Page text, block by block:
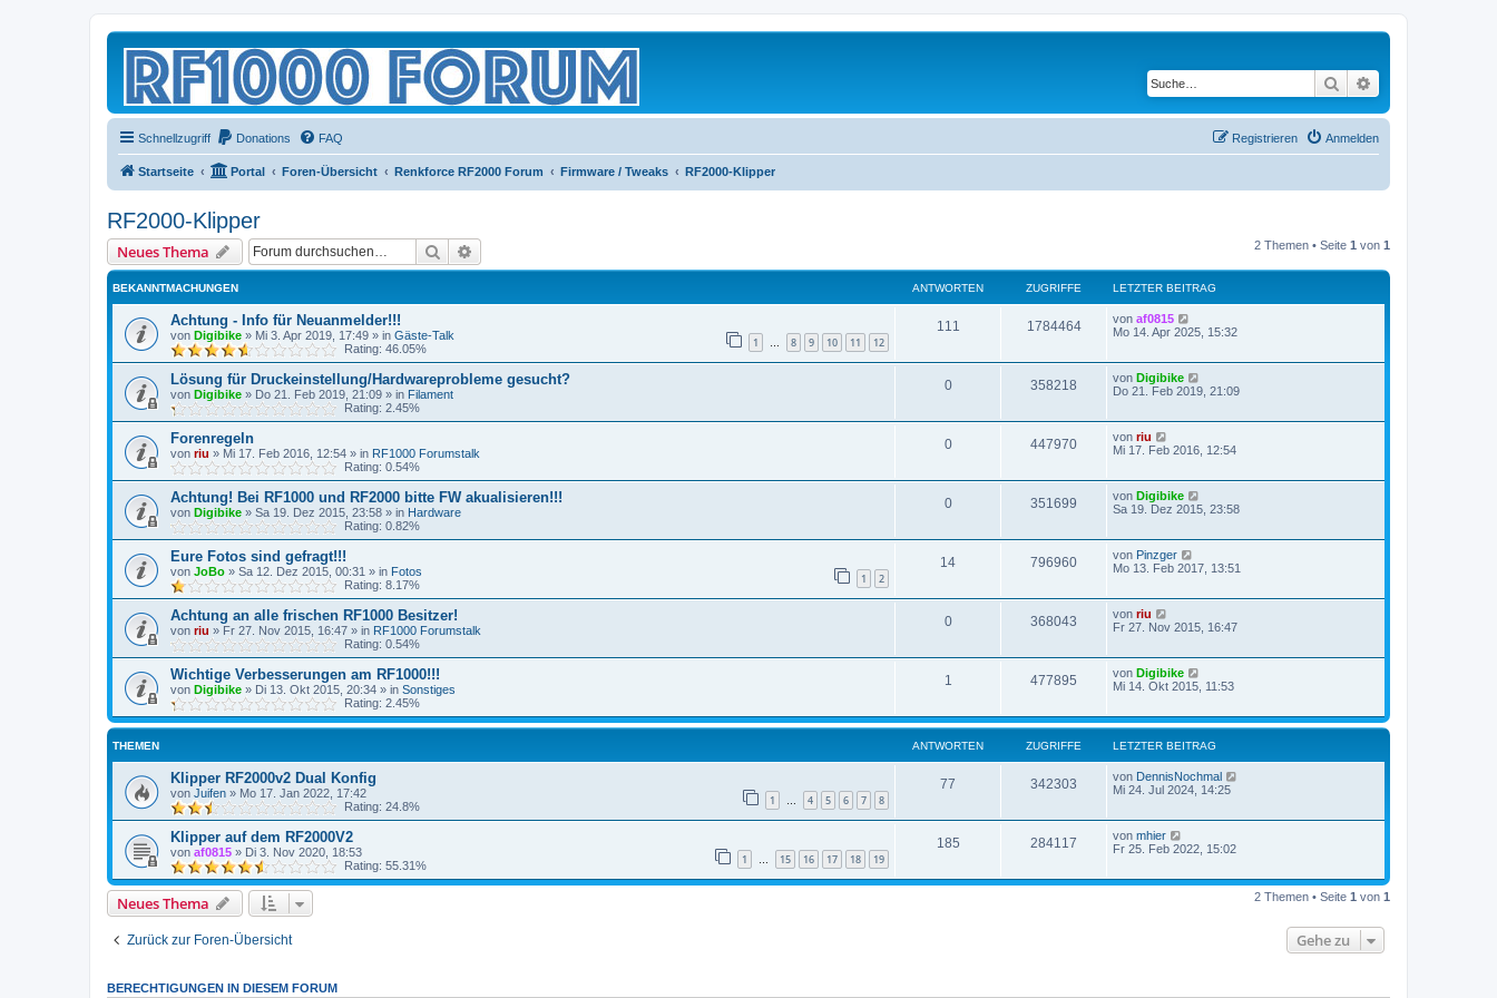
Suche
Schnellzugriff Donations FAQ Anmelden
Registrieren
Startseite Portal Foren-Übersicht Renkforce RF2000 Forum Firmware / Tweaks RF2000-Klipper
RF2000-Klipper
Neues Thema Suche 2 Themen • Seite 1 von 1
BEKANNTMACHUNGEN ANTWORTEN ZUGRIFFE LETZTER BEITRAG
Achtung - Info für Neuanmelder!!!
von Digibike » Mi 3. Apr 2019, 17:49 » in Gäste-Talk 1 … 8 9 10 11 12
Rating: 46.05%
111 1784464 von af0815
Mo 14. Apr 2025, 15:32
Lösung für Druckeinstellung/Hardwareprobleme gesucht?
von Digibike » Do 21. Feb 2019, 21:09 » in Filament
Rating: 2.45%
0 358218 von Digibike
Do 21. Feb 2019, 21:09
Forenregeln
von riu » Mi 17. Feb 2016, 12:54 » in RF1000 Forumstalk
Rating: 0.54%
0 447970 von riu
Mi 17. Feb 2016, 12:54
Achtung! Bei RF1000 und RF2000 bitte FW akualisieren!!!
von Digibike » Sa 19. Dez 2015, 23:58 » in Hardware
Rating: 0.82%
0 351699 von Digibike
Sa 19. Dez 2015, 23:58
Eure Fotos sind gefragt!!!
von JoBo » Sa 12. Dez 2015, 00:31 » in Fotos 1 2
Rating: 8.17%
14 796960 von Pinzger
Mo 13. Feb 2017, 13:51
Achtung an alle frischen RF1000 Besitzer!
von riu » Fr 27. Nov 2015, 16:47 » in RF1000 Forumstalk
Rating: 0.54%
0 368043 von riu
Fr 27. Nov 2015, 16:47
Wichtige Verbesserungen am RF1000!!!
von Digibike » Di 13. Okt 2015, 20:34 » in Sonstiges
Rating: 2.45%
1 477895 von Digibike
Mi 14. Okt 2015, 11:53
THEMEN ANTWORTEN ZUGRIFFE LETZTER BEITRAG
Klipper RF2000v2 Dual Konfig
von Juifen » Mo 17. Jan 2022, 17:42 1 … 4 5 6 7 8
Rating: 24.8%
77 342303 von DennisNochmal
Mi 24. Jul 2024, 14:25
Klipper auf dem RF2000V2
von af0815 » Di 3. Nov 2020, 18:53 1 … 15 16 17 18 19
Rating: 55.31%
185 284117 von mhier
Fr 25. Feb 2022, 15:02
Neues Thema 2 Themen • Seite 1 von 1
Zurück zur Foren-Übersicht Gehe zu
BERECHTIGUNGEN IN DIESEM FORUM